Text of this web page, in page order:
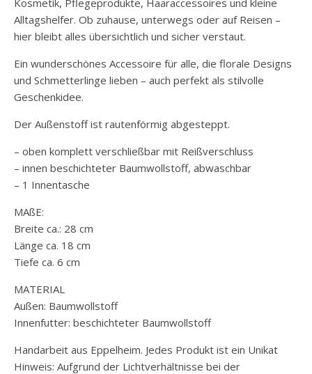
Alltagshelfer. Ob zuhause, unterwegs oder auf Reisen –
hier bleibt alles übersichtlich und sicher verstaut.
Ein wunderschönes Accessoire für alle, die florale Designs
und Schmetterlinge lieben – auch perfekt als stilvolle
Geschenkidee.
Der Außenstoff ist rautenförmig abgesteppt.
– oben komplett verschließbar mit Reißverschluss
– innen beschichteter Baumwollstoff, abwaschbar
– 1 Innentasche
MAßE:
Breite ca.: 28 cm
Länge ca. 18 cm
Tiefe ca. 6 cm
MATERIAL
Außen: Baumwollstoff
Innenfutter: beschichteter Baumwollstoff
Handarbeit aus Eppelheim. Jedes Produkt ist ein Unikat
Hinweis: Aufgrund der Lichtverhältnisse bei der